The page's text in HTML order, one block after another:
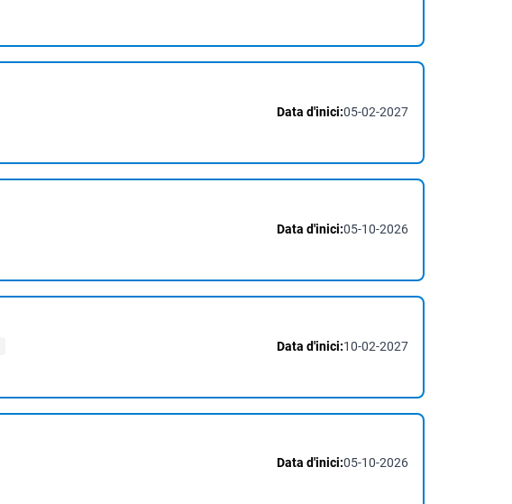
Data d'inici:05-02-2027
Data d'inici:05-10-2026
Data d'inici:10-02-2027
Data d'inici:05-10-2026